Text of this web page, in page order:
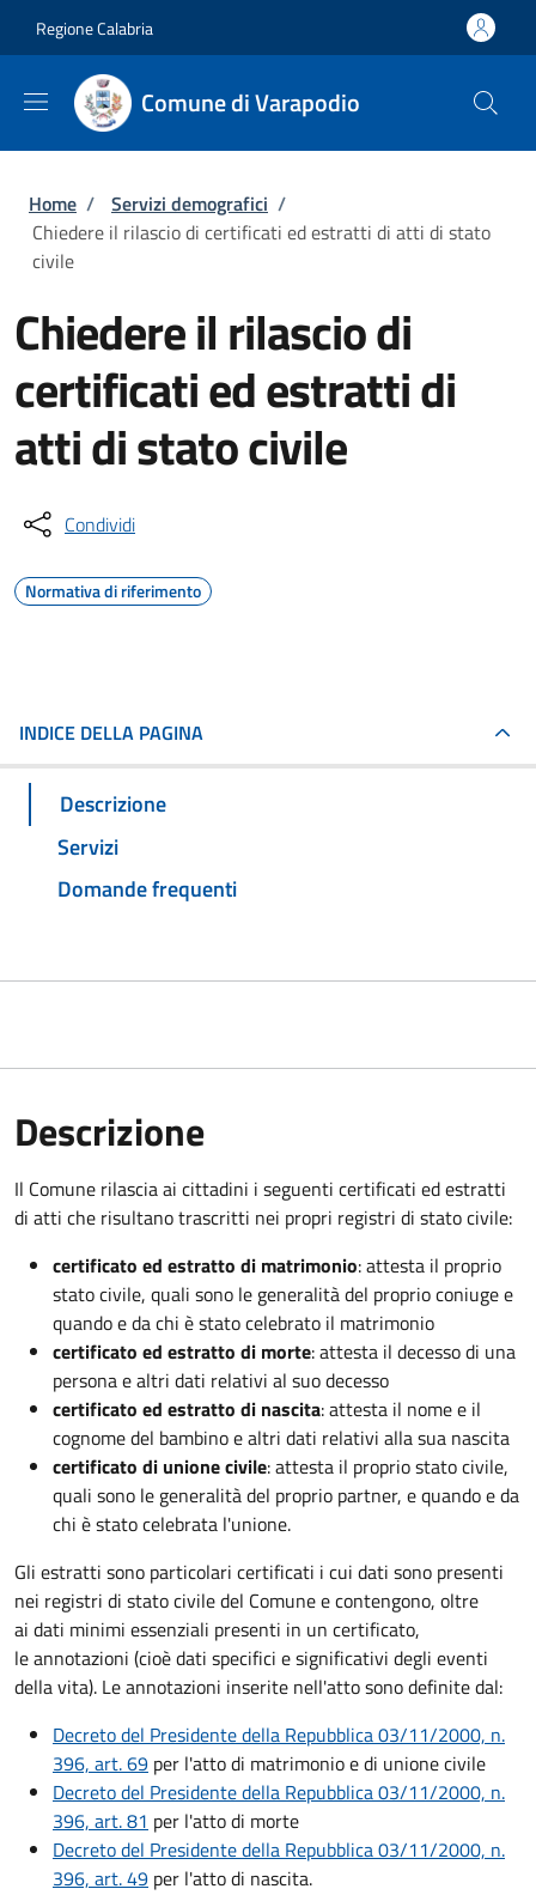
Regione Calabria
Comune di Varapodio
Briciole di pane
Home / Servizi demografici /
Chiedere il rilascio di certificati ed estratti di atti di stato
civile
Chiedere il rilascio di
certificati ed estratti di
atti di stato civile
Condividi
Normativa di riferimento
INDICE DELLA PAGINA
Descrizione
Servizi
Domande frequenti
Descrizione
Il Comune rilascia ai cittadini i seguenti certificati ed estratti
di atti che risultano trascritti nei propri registri di stato civile:
certificato ed estratto di matrimonio: attesta il proprio
stato civile, quali sono le generalità del proprio coniuge e
quando e da chi è stato celebrato il matrimonio
certificato ed estratto di morte: attesta il decesso di una
persona e altri dati relativi al suo decesso
certificato ed estratto di nascita: attesta il nome e il
cognome del bambino e altri dati relativi alla sua nascita
certificato di unione civile: attesta il proprio stato civile,
quali sono le generalità del proprio partner, e quando e da
chi è stato celebrata l'unione.
Gli estratti sono particolari certificati i cui dati sono presenti
nei registri di stato civile del Comune e contengono, oltre
ai dati minimi essenziali presenti in un certificato,
le annotazioni (cioè dati specifici e significativi degli eventi
della vita). Le annotazioni inserite nell'atto sono definite dal:
Decreto del Presidente della Repubblica 03/11/2000, n.
396, art. 69 per l'atto di matrimonio e di unione civile
Decreto del Presidente della Repubblica 03/11/2000, n.
396, art. 81 per l'atto di morte
Decreto del Presidente della Repubblica 03/11/2000, n.
396, art. 49 per l'atto di nascita.